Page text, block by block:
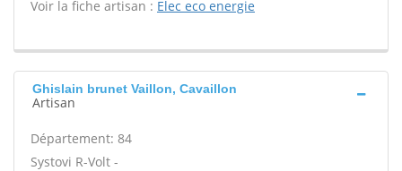
Voir la fiche artisan : Elec eco energie
Ghislain brunet Vaillon, Cavaillon
Artisan
Département: 84
Systovi R-Volt -